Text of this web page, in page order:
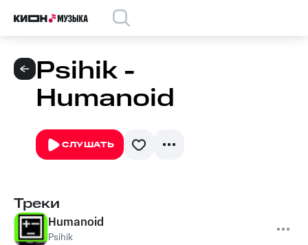
Psihik -
Humanoid
СЛУШАТЬ
Треки
Humanoid
Psihik